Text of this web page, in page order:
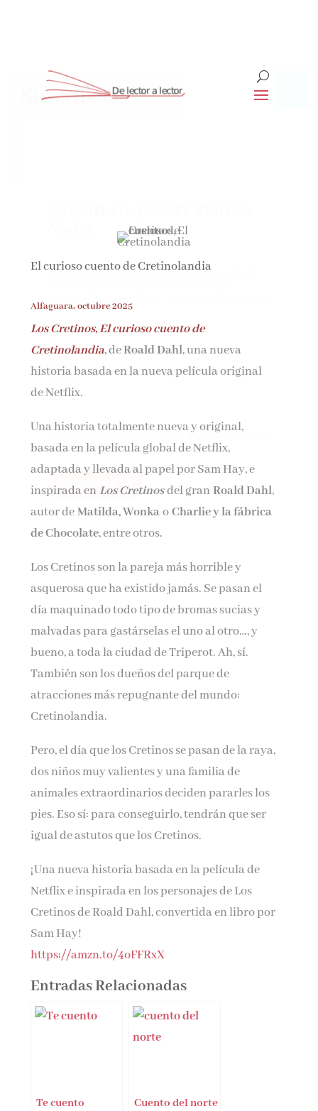
El curioso cuento de Cretinolandia
Alfaguara, octubre 2025
Los Cretinos, El curioso cuento de
Cretinolandia, deRoald Dahl, una nueva
historia basada en la nueva película original
de Netflix.
Una historia totalmente nueva y original,
basada en la película global de Netflix,
adaptada y llevada al papel por Sam Hay, e
inspirada enLos Cretinosdel granRoald Dahl,
autor deMatilda, WonkaoCharlie y la fábrica
de Chocolate, entre otros.
Los Cretinos son la pareja más horrible y
asquerosa que ha existido jamás. Se pasan el
día maquinado todo tipo de bromas sucias y
malvadas para gastárselas el uno al otro…, y
bueno, a toda la ciudad de Triperot. Ah, sí.
También son los dueños del parque de
atracciones más repugnante del mundo:
Cretinolandia.
Pero, el día que los Cretinos se pasan de la raya,
dos niños muy valientes y una familia de
animales extraordinarios deciden pararles los
pies. Eso sí: para conseguirlo, tendrán que ser
igual de astutos que los Cretinos.
¡Una nueva historia basada en la película de
Netflix e inspirada en los personajes de Los
Cretinos de Roald Dahl, convertida en libro por
Sam Hay!
https://amzn.to/4oFFRxX
Entradas Relacionadas
Te cuento Cuento del norte
Suscríbete
Únete a nuestra comunidad de amantes de la
Nombre*
términos y condiciones
de privacidad